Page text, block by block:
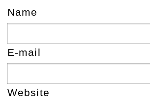
Name
E-mail
Website